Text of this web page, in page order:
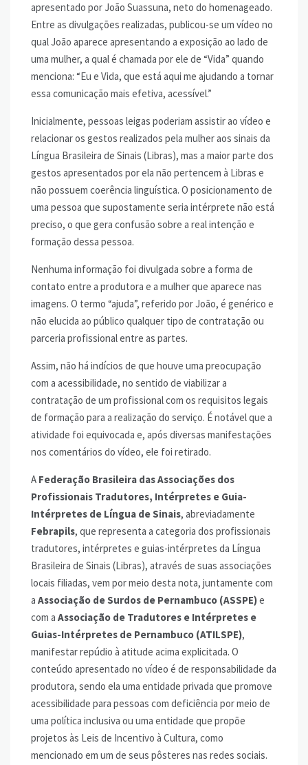
apresentado por João Suassuna, neto do homenageado.
Entre as divulgações realizadas, publicou-se um vídeo no
qual João aparece apresentando a exposição ao lado de
uma mulher, a qual é chamada por ele de “Vida” quando
menciona: “Eu e Vida, que está aqui me ajudando a tornar
essa comunicação mais efetiva, acessível.”
Inicialmente, pessoas leigas poderiam assistir ao vídeo e
relacionar os gestos realizados pela mulher aos sinais da
Língua Brasileira de Sinais (Libras), mas a maior parte dos
gestos apresentados por ela não pertencem à Libras e
não possuem coerência linguística. O posicionamento de
uma pessoa que supostamente seria intérprete não está
preciso, o que gera confusão sobre a real intenção e
formação dessa pessoa.
Nenhuma informação foi divulgada sobre a forma de
contato entre a produtora e a mulher que aparece nas
imagens. O termo “ajuda”, referido por João, é genérico e
não elucida ao público qualquer tipo de contratação ou
parceria profissional entre as partes.
Assim, não há indícios de que houve uma preocupação
com a acessibilidade, no sentido de viabilizar a
contratação de um profissional com os requisitos legais
de formação para a realização do serviço. É notável que a
atividade foi equivocada e, após diversas manifestações
nos comentários do vídeo, ele foi retirado.
A Federação Brasileira das Associações dos
Profissionais Tradutores, Intérpretes e Guia-
Intérpretes de Língua de Sinais, abreviadamente
Febrapils, que representa a categoria dos profissionais
tradutores, intérpretes e guias-intérpretes da Língua
Brasileira de Sinais (Libras), através de suas associações
locais filiadas, vem por meio desta nota, juntamente com
a Associação de Surdos de Pernambuco (ASSPE)e
com a Associação de Tradutores e Intérpretes e
Guias-Intérpretes de Pernambuco (ATILSPE),
manifestar repúdio à atitude acima explicitada. O
conteúdo apresentado no vídeo é de responsabilidade da
produtora, sendo ela uma entidade privada que promove
acessibilidade para pessoas com deficiência por meio de
uma política inclusiva ou uma entidade que propõe
projetos às Leis de Incentivo à Cultura, como
mencionado em um de seus pôsteres nas redes sociais.